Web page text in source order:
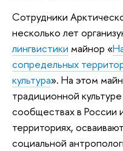
Сотрудники
несколько лет
лингвистики майнор «
сопредельных
культура». На этом
традиционной
сообществах в России
территориях,
социальной